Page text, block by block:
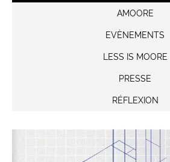
AMOORE
EVÈNEMENTS
LESS IS MOORE
PRESSE
RÉFLEXION